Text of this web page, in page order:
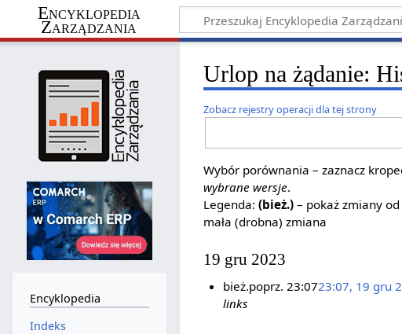
Encyklopedia
Zarządzania
Urlop na żądanie:
Zobacz rejestry operacji dla tej strony
Wybór porównania – zaznacz
wybrane wersje.
Legenda:(bież.) – pokaż zmiany
mała (drobna) zmiana
19 gru 2023
bież.poprz. 23:0723:07, 19 gru
links
Encyklopedia
Indeks